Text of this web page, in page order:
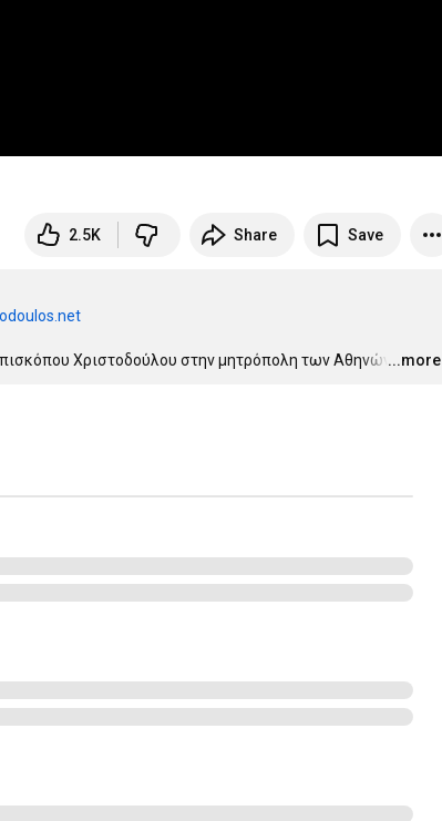
2.5K Share Save
Χριστοδούλου στην μητρόπολη των Αθηνών, την …
...more